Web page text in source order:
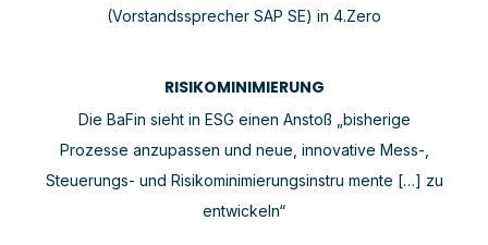
(Vorstandssprecher SAP SE) in 4.Zero
RISIKOMINIMIERUNG
Die BaFin sieht in ESG einen Anstoß „bisherige
Prozesse anzupassen und neue, innovative Mess-,
Steuerungs- und Risikominimierungsinstru mente […] zu
entwickeln“